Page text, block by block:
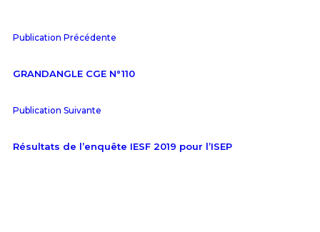
Publication Précédente
GRANDANGLE CGE N°110
Publication Suivante
Résultats de l’enquête IESF 2019 pour l’ISEP